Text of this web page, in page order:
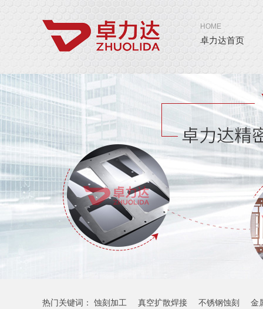
HOME
卓力达首页
热门关键词： 蚀刻加工 真空扩散焊接 不锈钢蚀刻 金